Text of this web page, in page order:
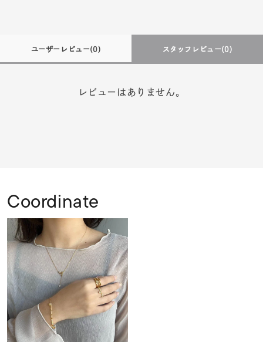
ユーザーレビュー(0) スタッフレビュー(0)
レビューはありません。
Coordinate